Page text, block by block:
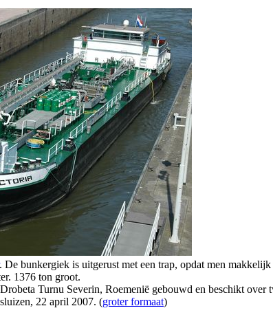
. De bunkergiek is uitgerust met een trap, opdat men
1376 ton groot.
Turnu Severin, Roemenië gebouwd en beschikt
22 april 2007. (groter formaat)